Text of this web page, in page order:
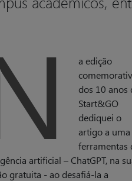
a edição
dos 10 anos
Start&GO
dediquei o
artigo a uma
ferramentas
artificial – ChatGPT, na
gratuita - ao desafiá-la a